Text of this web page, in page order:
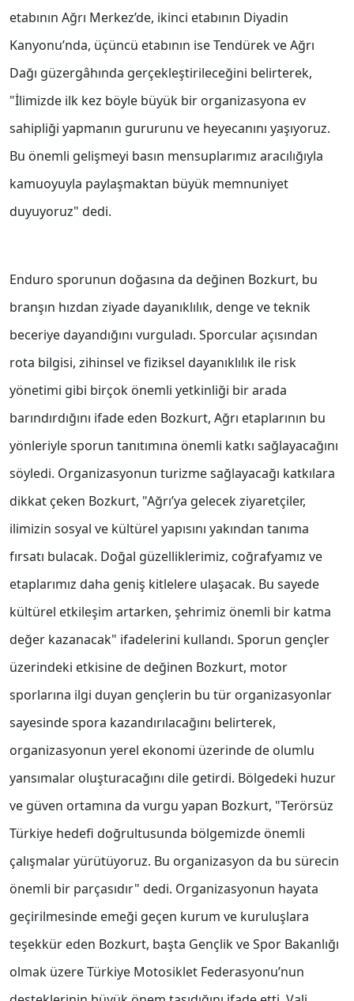
etabının Ağrı Merkez’de, ikinci etabının Diyadin
Kanyonu’nda, üçüncü etabının ise Tendürek ve Ağrı
Dağı güzergâhında gerçekleştirileceğini belirterek,
"İlimizde ilk kez böyle büyük bir organizasyona ev
sahipliği yapmanın gururunu ve heyecanını yaşıyoruz.
Bu önemli gelişmeyi basın mensuplarımız aracılığıyla
kamuoyuyla paylaşmaktan büyük memnuniyet
duyuyoruz" dedi.
Enduro sporunun doğasına da değinen Bozkurt, bu
branşın hızdan ziyade dayanıklılık, denge ve teknik
beceriye dayandığını vurguladı. Sporcular açısından
rota bilgisi, zihinsel ve fiziksel dayanıklılık ile risk
yönetimi gibi birçok önemli yetkinliği bir arada
barındırdığını ifade eden Bozkurt, Ağrı etaplarının bu
yönleriyle sporun tanıtımına önemli katkı sağlayacağını
söyledi. Organizasyonun turizme sağlayacağı katkılara
dikkat çeken Bozkurt, "Ağrı’ya gelecek ziyaretçiler,
ilimizin sosyal ve kültürel yapısını yakından tanıma
fırsatı bulacak. Doğal güzelliklerimiz, coğrafyamız ve
etaplarımız daha geniş kitlelere ulaşacak. Bu sayede
kültürel etkileşim artarken, şehrimiz önemli bir katma
değer kazanacak" ifadelerini kullandı. Sporun gençler
üzerindeki etkisine de değinen Bozkurt, motor
sporlarına ilgi duyan gençlerin bu tür organizasyonlar
sayesinde spora kazandırılacağını belirterek,
organizasyonun yerel ekonomi üzerinde de olumlu
yansımalar oluşturacağını dile getirdi. Bölgedeki huzur
ve güven ortamına da vurgu yapan Bozkurt, "Terörsüz
Türkiye hedefi doğrultusunda bölgemizde önemli
çalışmalar yürütüyoruz. Bu organizasyon da bu sürecin
önemli bir parçasıdır" dedi. Organizasyonun hayata
geçirilmesinde emeği geçen kurum ve kuruluşlara
teşekkür eden Bozkurt, başta Gençlik ve Spor Bakanlığı
olmak üzere Türkiye Motosiklet Federasyonu’nun